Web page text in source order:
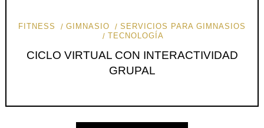
FITNESS GIMNASIO
SERVICIOS PARA GIMNASIOS
TECNOLOGÍA
CICLO VIRTUAL CON INTERACTIVIDAD
GRUPAL